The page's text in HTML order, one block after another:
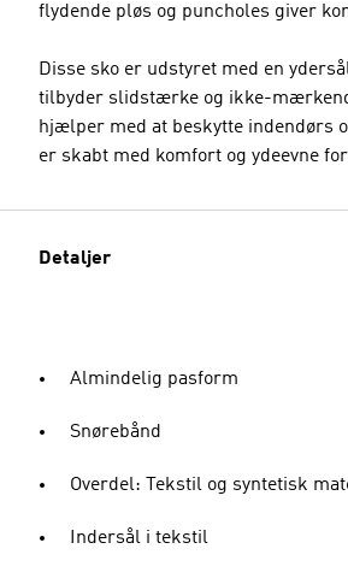
flydende pløs og puncholes giver
Disse sko er udstyret med en
tilbyder slidstærke og ikke-
hjælper med at beskytte indendørs
er skabt med komfort og ydeevne
Detaljer
Almindelig pasform
Snørebånd
Overdel: Tekstil og syntetisk
Indersål i tekstil